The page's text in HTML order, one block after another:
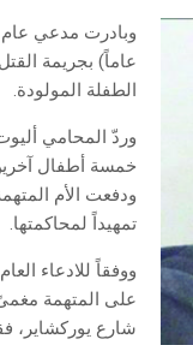
عاماً) بجريمة
الطفلة المولودة.
وردّ المحامي
تمهيداً لمحاكمتها.
شارع يوركشاير،